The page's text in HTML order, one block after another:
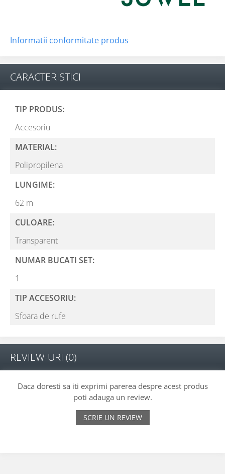
Informatii conformitate produs
CARACTERISTICI
TIP PRODUS:
Accesoriu
MATERIAL:
Polipropilena
LUNGIME:
62 m
CULOARE:
Transparent
NUMAR BUCATI SET:
1
TIP ACCESORIU:
Sfoara de rufe
REVIEW-URI (0)
Daca doresti sa iti exprimi parerea despre acest produs
poti adauga un review.
SCRIE UN REVIEW